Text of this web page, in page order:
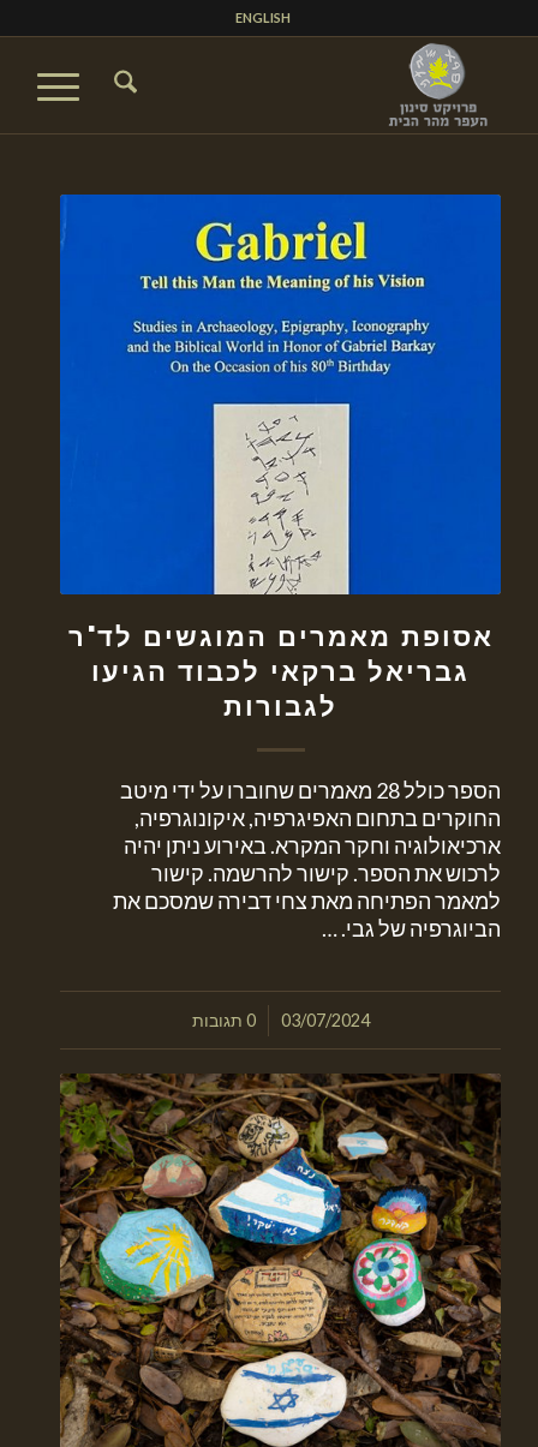
ENGLISH
אסופת מאמרים המוגשים לד"ר
גבריאל ברקאי לכבוד הגיעו
לגבורות
הספר כולל 28 מאמרים שחוברו על ידי מיטב
החוקרים בתחום האפיגרפיה, איקונוגרפיה,
ארכיאולוגיה וחקר המקרא. באירוע ניתן יהיה
לרכוש את הספר. קישור להרשמה. קישור
למאמר הפתיחה מאת צחי דבירה שמסכם את
הביוגרפיה של גבי. …
03/07/2024
/ 0 תגובות